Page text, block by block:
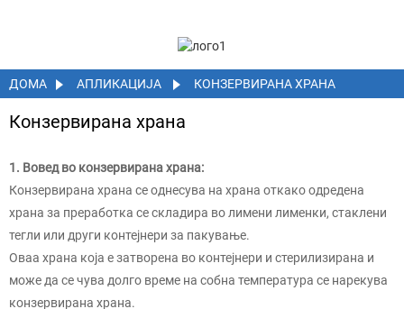
ДОМА АПЛИКАЦИЈА КОНЗЕРВИРАНА ХРАНА
Конзервирана храна
1. Вовед во конзервирана храна:
Конзервирана храна се однесува на храна откако одредена
храна за преработка се складира во лимени лименки, стаклени
тегли или други контејнери за пакување.
Оваа храна која е затворена во контејнери и стерилизирана и
може да се чува долго време на собна температура се нарекува
конзервирана храна.